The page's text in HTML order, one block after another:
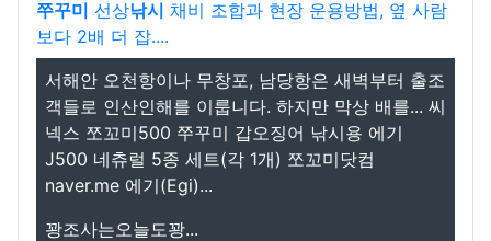
쭈꾸미 선상낚시 채비 조합과 현장 운용방법, 옆 사람
보다 2배 더 잡....
서해안 오천항이나 무창포, 남당항은 새벽부터 출조
객들로 인산인해를 이룹니다. 하지만 막상 배를... 씨
넥스 쪼꼬미500 쭈꾸미 갑오징어 낚시용 에기
J500 네츄럴 5종 세트(각 1개) 쪼꼬미닷컴
naver.me 에기(Egi)...
꽝조사는오늘도꽝...